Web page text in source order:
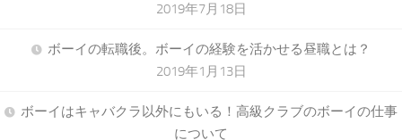
2019年7月18日
ボーイの転職後。ボーイの経験を活かせる昼職とは？
2019年1月13日
ボーイはキャバクラ以外にもいる！高級クラブのボーイの仕事
について